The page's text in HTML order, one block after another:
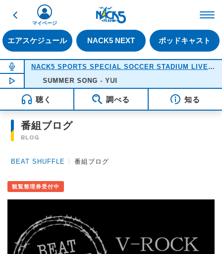
戻る
エアスケジュール NACK5 NEXT ポッドキャスト
マイページ
NOW ON AIR
NACK5 SPORTS SPECIAL SOCCER STADIUM LIVE 2026
NOW PLAYING 18:05
SUMMER SONG - YUI
聴く 調べる 知る
番組ブログ
BLOG
BEAT SHUFFLE 〉番組ブログ
観覧整理券受付中